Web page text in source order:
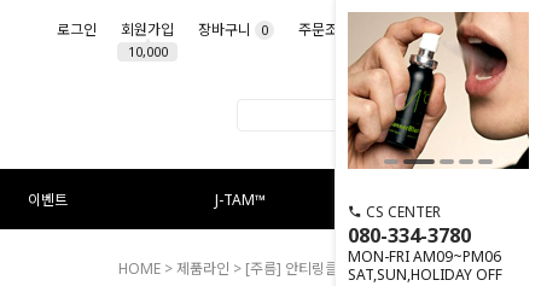
로그인 회원가입
10,000
장바구니 0 주문조회 마이페이지
이벤트 J-TAM™
CS CENTER
080-334-3780
MON-FRI AM09~PM06
SAT,SUN,HOLIDAY OFF
HOME >제품라인 > [주름] 안티링클 > 울트라 수분 크림